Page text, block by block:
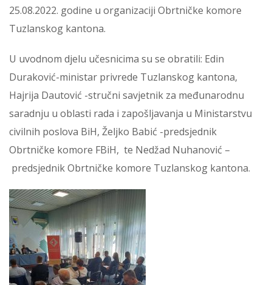
25.08.2022. godine u organizaciji Obrtničke komore
Tuzlanskog kantona.
U uvodnom djelu učesnicima su se obratili: Edin
Duraković-ministar privrede Tuzlanskog kantona,
Hajrija Dautović -stručni savjetnik za međunarodnu
saradnju u oblasti rada i zapošljavanja u Ministarstvu
civilnih poslova BiH, Željko Babić -predsjednik
Obrtničke komore FBiH, te Nedžad Nuhanović –
predsjednik Obrtničke komore Tuzlanskog kantona.